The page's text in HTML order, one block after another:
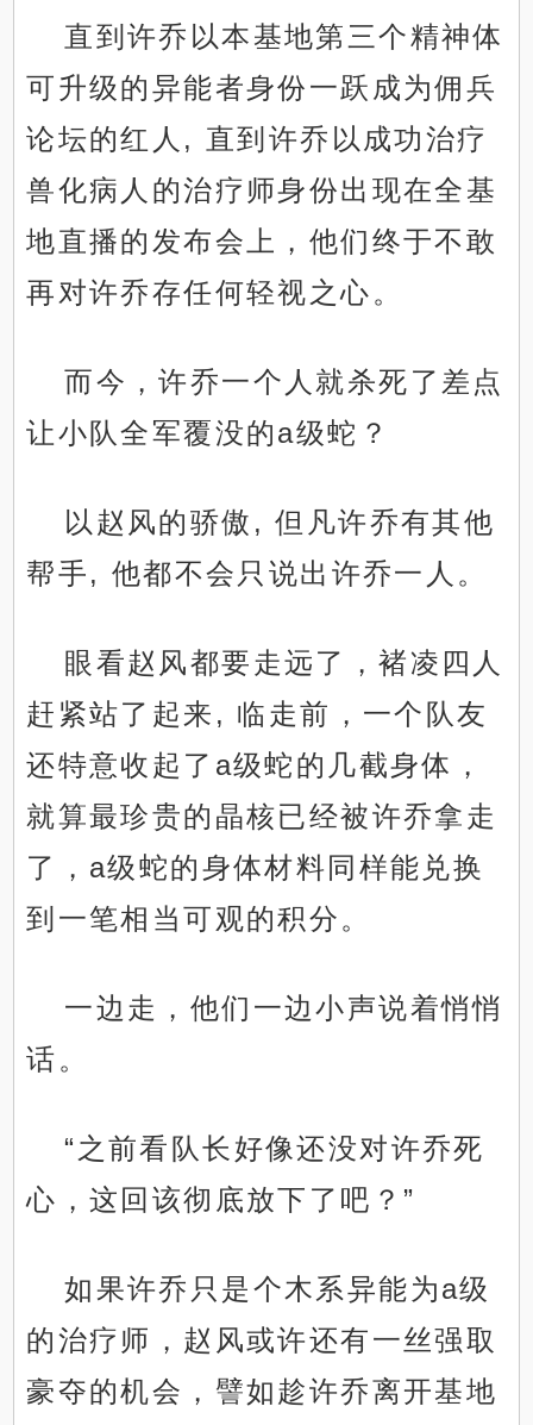
直到许乔以本基地第三个精神体
可升级的异能者身份一跃成为佣兵
论坛的红人, 直到许乔以成功治疗
兽化病人的治疗师身份出现在全基
地直播的发布会上，他们终于不敢
再对许乔存任何轻视之心。
而今，许乔一个人就杀死了差点
让小队全军覆没的a级蛇？
以赵风的骄傲, 但凡许乔有其他
帮手, 他都不会只说出许乔一人。
眼看赵风都要走远了，褚凌四人
赶紧站了起来, 临走前，一个队友
还特意收起了a级蛇的几截身体，
就算最珍贵的晶核已经被许乔拿走
了，a级蛇的身体材料同样能兑换
到一笔相当可观的积分。
一边走，他们一边小声说着悄悄
话。
“之前看队长好像还没对许乔死
心，这回该彻底放下了吧？”
如果许乔只是个木系异能为a级
的治疗师，赵风或许还有一丝强取
豪夺的机会，譬如趁许乔离开基地